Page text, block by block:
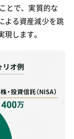
とで、実質的な
よる資産減少を跳
します。